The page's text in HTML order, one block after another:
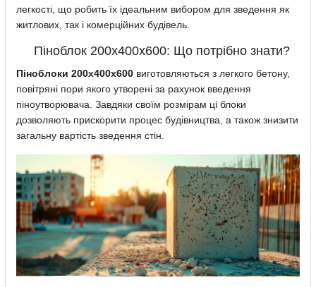
легкості, що робить їх ідеальним вибором для зведення як
житлових, так і комерційних будівель.
Піноблок 200х400х600: Що потрібно знати?
Піноблоки 200х400х600 виготовляються з легкого бетону,
повітряні пори якого утворені за рахунок введення
піноутворювача. Завдяки своїм розмірам ці блоки
дозволяють прискорити процес будівництва, а також знизити
загальну вартість зведення стін.